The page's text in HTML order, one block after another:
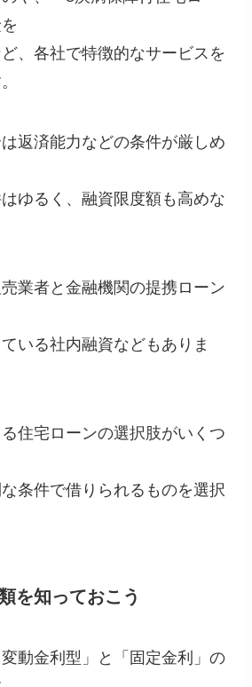
、各社で特徴的なサービスを
返済能力などの条件が厳しめ
ゆるく、融資限度額も高めな
業者と金融機関の提携ローン
いる社内融資などもありま
住宅ローンの選択肢がいくつ
条件で借りられるものを選択
を知っておこう
動金利型」と「固定金利」の